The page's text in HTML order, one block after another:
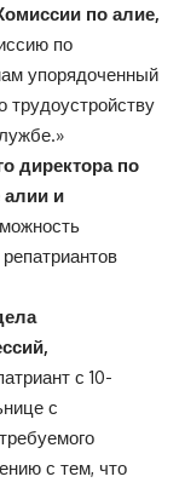
по алие,
по
упорядоченный
трудоустройству
директора по
алии и
с 10-
с
с тем, что